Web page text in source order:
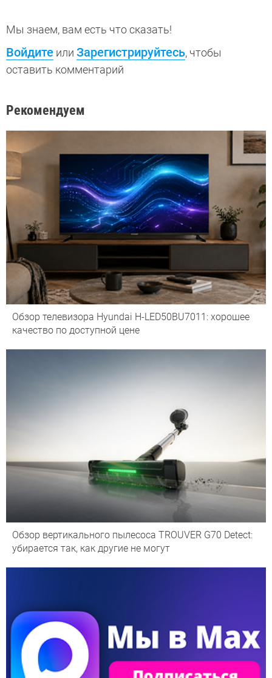
Мы знаем, вам есть что сказать!
Войдите или Зарегистрируйтесь, чтобы
оставить комментарий
Рекомендуем
Обзор телевизора Hyundai H-LED50BU7011: хорошее
качество по доступной цене
Обзор вертикального пылесоса TROUVER G70 Detect:
убирается так, как другие не могут